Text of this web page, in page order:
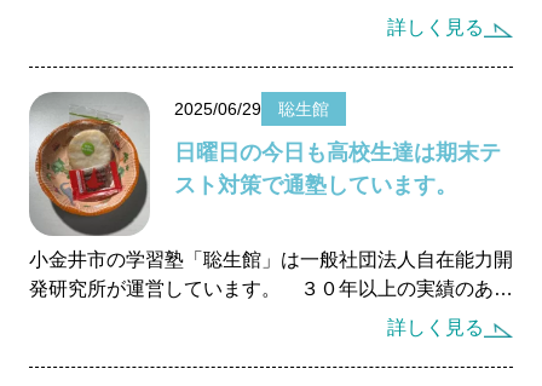
発達障がいのある 未就学児の療育
発達障がいのある 小中高生への学習支援
発達障がい児＆ 不登校生のフリースクール
郊外学習（宿泊含む）、
発達障がい&不登校に関するカウンセリング
バーチャル学びキャンパス
指導していますが、大学入試を初めとして、入試方法に
を行っています。
詳しく見る
2025/06/29 聡生館
日曜日の今日も高校生達は期末テ
スト対策で通塾しています。
小金井市の学習塾「聡生館」は一般社団法人自在能力開
発研究所が運営しています。 ３０年以上の実績のある
小学から高校生までを対象とした、個別指導の学習塾で
詳しく見る